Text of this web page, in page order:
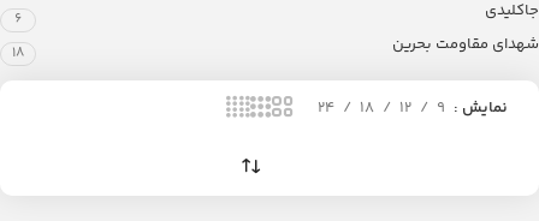
جاکلیدی 6
شهدای مقاومت بحرین 18
نمایش 9
12
18
24